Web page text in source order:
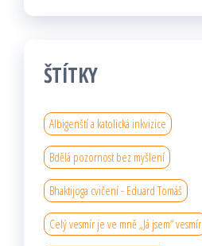
ŠTÍTKY
Albigenští a katolická inkvizice
Bdělá pozornost bez myšlení
Bhaktijoga cvičení - Eduard Tomáš
Celý vesmír je ve mně „Já jsem“ vesmír